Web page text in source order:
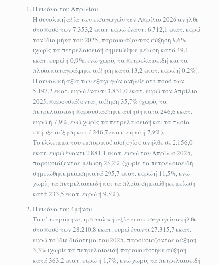
Η εικόνα του Απριλίου
Η συνολική αξία των εισαγωγών τον Απρίλιο 2026 ανήλθε
στο ποσό των 7.353,2 εκατ. ευρώ έναντι 6.712,1 εκατ. ευρώ
τον ίδιο μήνα του 2025, παρουσιάζοντας αύξηση 9,6%
(χωρίς τα πετρελαιοειδή σημειώθηκε μείωση κατά 49,1
εκατ. ευρώ ή 0,9%, ενώ χωρίς τα πετρελαιοειδή και τα
πλοία καταγράφηκε αύξηση κατά 13,2 εκατ. ευρώ ή 0,2%).
Η συνολική αξία των εξαγωγών ανήλθε στο ποσό των
5.197,2 εκατ. ευρώ έναντι 3.831,0 εκατ. ευρώ τον Απρίλιο
2025, παρουσιάζοντας αύξηση 35,7% (χωρίς τα
πετρελαιοειδή παρουσιάστηκε αύξηση κατά 246,6 εκατ.
ευρώ ή 7,9%, ενώ χωρίς τα πετρελαιοειδή και τα πλοία
υπήρξε αύξηση κατά 246,7 εκατ. ευρώ ή 7,9%).
Το έλλειμμα του εμπορικού ισοζυγίου ανήλθε σε 2.156,0
εκατ. ευρώ έναντι 2.881,1 εκατ. ευρώ τον Απρίλιο 2025,
παρουσιάζοντας μείωση 25,2% (χωρίς τα πετρελαιοειδή
σημειώθηκε μείωση κατά 295,7 εκατ. ευρώ ή 11,5%, ενώ
χωρίς τα πετρελαιοειδή και τα πλοία σημειώθηκε μείωση
κατά 233,5 εκατ. ευρώ ή 9,5%).
Η εικόνα του 4μήνου
Το α’ τετράμηνο, η συνολική αξία των εισαγωγών ανήλθε
στο ποσό των 28.210,8 εκατ. ευρώ έναντι 27.315,7 εκατ.
ευρώ το ίδιο διάστημα του 2025, παρουσιάζοντας αύξηση
3,3% (χωρίς τα πετρελαιοειδή παρουσιάστηκε αύξηση
κατά 363,2 εκατ. ευρώ ή 1,7%, ενώ χωρίς τα πετρελαιοειδή